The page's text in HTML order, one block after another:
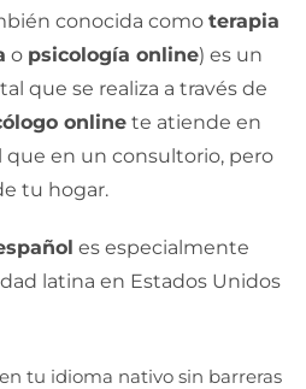
conocida como terapia
o psicología online) es un
que se realiza a través de
online te atiende en
que en un consultorio, pero
tu hogar.
es especialmente
latina en Estados Unidos
tu idioma nativo sin barreras